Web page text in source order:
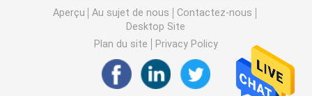
Buse d'air de chaudière
Barre à chaînes de grille
Aperçu Au sujet de nous
Contactez-nous
Desktop Site
Plan du site
Privacy Policy